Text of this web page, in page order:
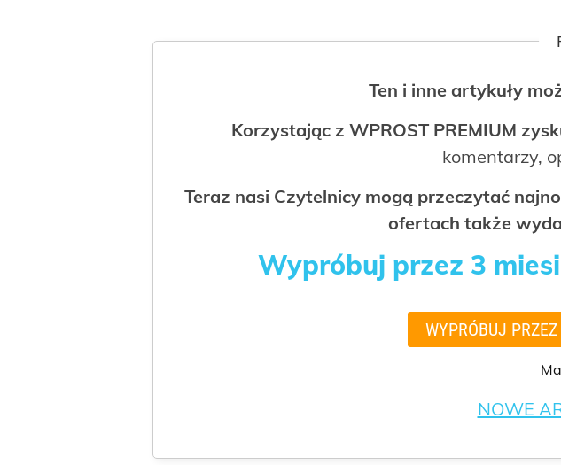
Ten i inne artykuły
Korzystając z WPROST PREMIUM
komentarzy,
Teraz nasi Czytelnicy mogą przeczytać
ofertach także
Wypróbuj przez 3
WYPRÓBUJ
NOWE